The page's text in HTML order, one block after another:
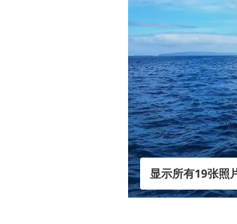
显示所有19张照